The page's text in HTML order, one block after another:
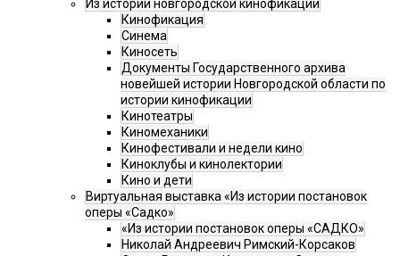
Из истории новгородской кинофикации
Кинофикация
Синема
Киносеть
Документы Государственного архива
новейшей истории Новгородской области по
истории кинофикации
Кинотеатры
Киномеханики
Кинофестивали и недели кино
Киноклубы и кинолектории
Кино и дети
Виртуальная выставка «Из истории постановок
оперы «Садко»
«Из истории постановок оперы «САДКО»
Николай Андреевич Римский-Корсаков